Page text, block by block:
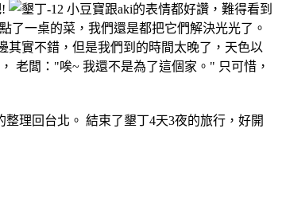
小豆寶跟aki的表情都好讚，難得看到
了一桌的菜，我們還是都把它們解決光光了。
實不錯，但是我們到的時間太晚了，天色以
老闆："唉~ 我還不是為了這個家。" 只可惜，
理回台北。 結束了墾丁4天3夜的旅行，好開